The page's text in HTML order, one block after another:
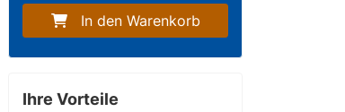
In den Warenkorb
Ihre Vorteile